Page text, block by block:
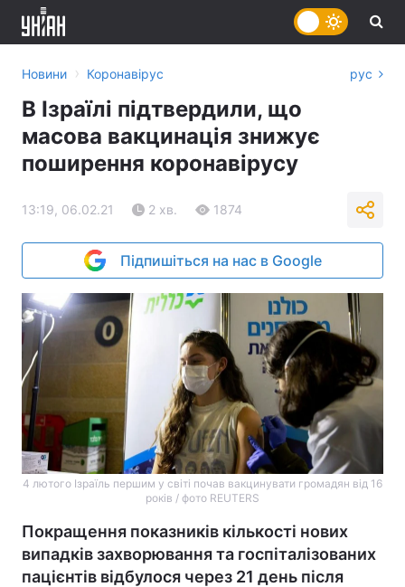
Новини › Коронавірус рус
В Ізраїлі підтвердили, що
масова вакцинація знижує
поширення коронавірусу
13:19, 06.02.21 2 хв. 1874
Підпишіться на нас в Google
4 лютого Ізраїль першим у світі почав вакцинувати громадян від 16
років / фото REUTERS
Покращення показників кількості нових
випадків захворювання та госпіталізованих
пацієнтів відбулося через 21 день після